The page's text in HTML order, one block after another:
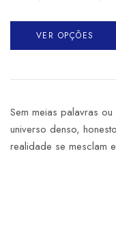
VER OPÇÕES
Sem meias palavras
universo denso,
realidade se mesclam